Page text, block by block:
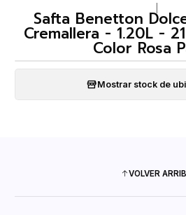
Safta Benetton
Cremallera - 1.20L -
Color Rosa
Mostrar stock de
VOLVER